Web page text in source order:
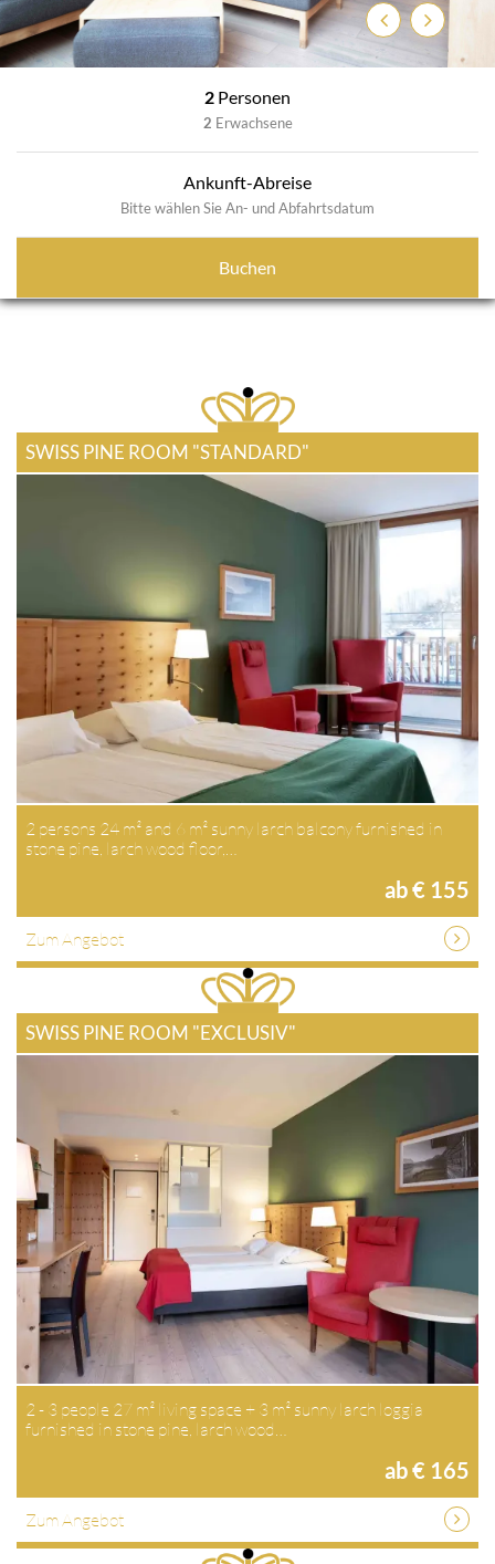
ZurückWeiter
2 Personen
2 Erwachsene
Ankunft-Abreise
Bitte wählen Sie An- und Abfahrtsdatum
Buchen
SWISS PINE ROOM "STANDARD"
2 persons 24 m² and 6 m² sunny larch balcony furnished in
stone pine, larch wood floor,…
ab € 155
Zum Angebot
SWISS PINE ROOM "EXCLUSIV"
2 - 3 people 27 m² living space + 3 m² sunny larch loggia
furnished in stone pine, larch wood…
ab € 165
Zum Angebot